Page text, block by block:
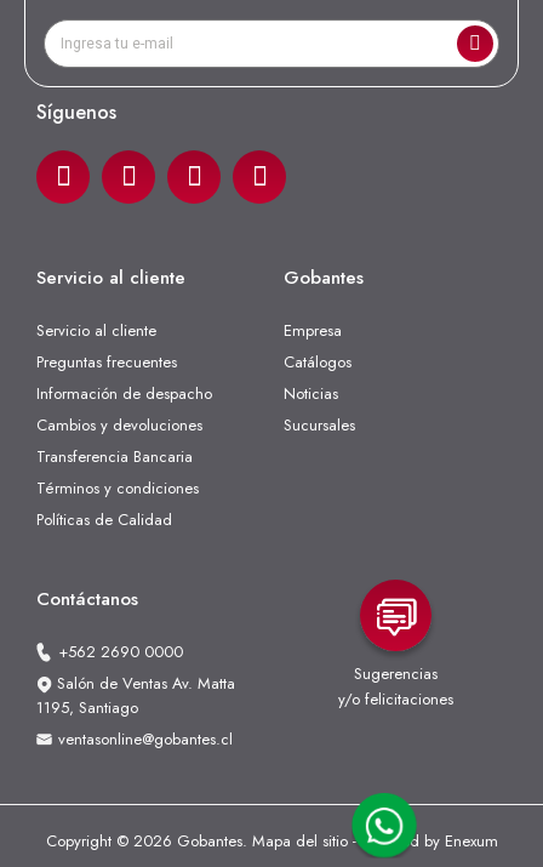
Síguenos
Servicio al cliente
Servicio al cliente
Preguntas frecuentes
Información de despacho
Cambios y devoluciones
Transferencia Bancaria
Términos y condiciones
Políticas de Calidad
Gobantes
Empresa
Catálogos
Noticias
Sucursales
Contáctanos
+562 2690 0000
Salón de Ventas Av. Matta
1195, Santiago
ventasonline@gobantes.cl
Sugerencias
y/o felicitaciones
Copyright © 2026 Gobantes. Mapa del sitio- Powered by Enexum